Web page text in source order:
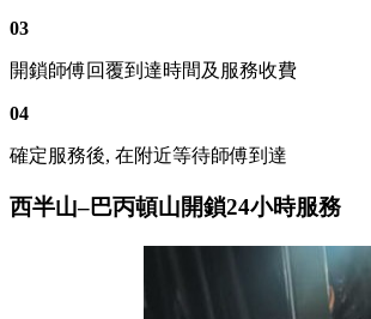
03
開鎖師傅回覆到達時間及服務收費
04
確定服務後, 在附近等待師傅到達
西半山–巴丙頓山開鎖24小時服務